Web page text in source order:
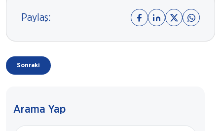
Paylaş:
Sonraki
Arama Yap